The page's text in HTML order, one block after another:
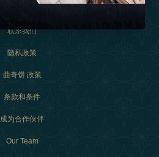
联系我们
隐私政策
曲奇饼 政策
条款和条件
成为合作伙伴
Our Team